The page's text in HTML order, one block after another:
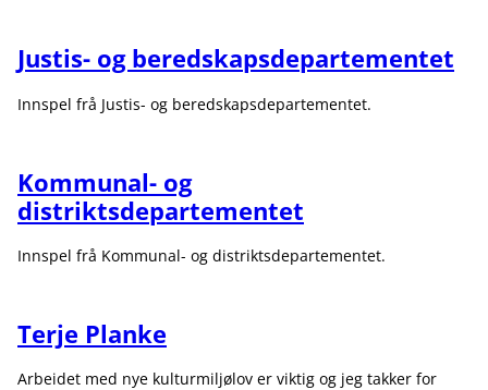
Justis- og beredskapsdepartementet
Innspel frå Justis- og beredskapsdepartementet.
Kommunal- og
distriktsdepartementet
Innspel frå Kommunal- og distriktsdepartementet.
Terje Planke
Arbeidet med nye kulturmiljølov er viktig og jeg takker for